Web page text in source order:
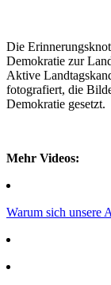
Die
Demokratie zur
Aktive
fotografiert, die
Demokratie gesetzt.
Mehr Videos:
Warum sich unsere